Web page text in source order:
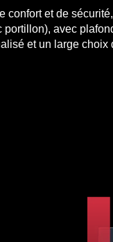
confort et de
portillon), avec
et un large choix